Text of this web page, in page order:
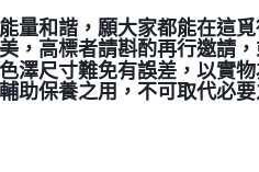
量和諧，願大家都能在這
，高標者請斟酌再行邀請
澤尺寸難免有誤差，以實物
助保養之用，不可取代必要